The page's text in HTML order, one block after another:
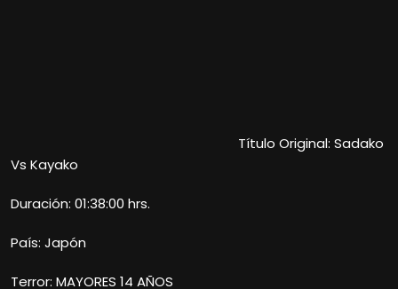
Título Original: Sadako
Vs Kayako
Duración: 01:38:00 hrs.
País: Japón
Terror: MAYORES 14 AÑOS